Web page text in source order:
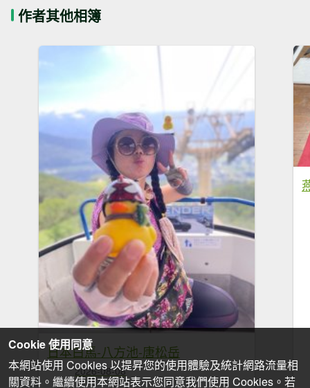
作者其他相簿
日本白馬-八方池-唐松岳
2026-08-08
Cookie 使用同意
本網站使用 Cookies 以提昇您的使用體驗及統計網路流量相
關資料。繼續使用本網站表示您同意我們使用 Cookies。若